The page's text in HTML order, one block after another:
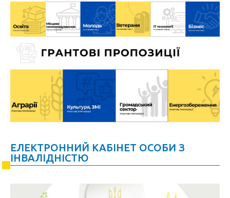
ЕЛЕКТРОННИЙ КАБІНЕТ ОСОБИ З
ІНВАЛІДНІСТЮ